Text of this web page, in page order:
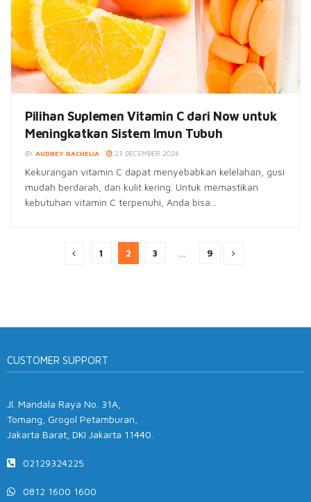
Pilihan Suplemen Vitamin C dari Now untuk
Meningkatkan Sistem Imun Tubuh
BY AUDREY RACHELIA 23 DECEMBER 2024
Kekurangan vitamin C dapat menyebabkan kelelahan, gusi
mudah berdarah, dan kulit kering. Untuk memastikan
kebutuhan vitamin C terpenuhi, Anda bisa...
1 2 3 9
CUSTOMER SUPPORT
Jl. Mandala Raya No. 31A,
Tomang, Grogol Petamburan,
Jakarta Barat, DKI Jakarta 11440.
02129324225
0812 1600 1600